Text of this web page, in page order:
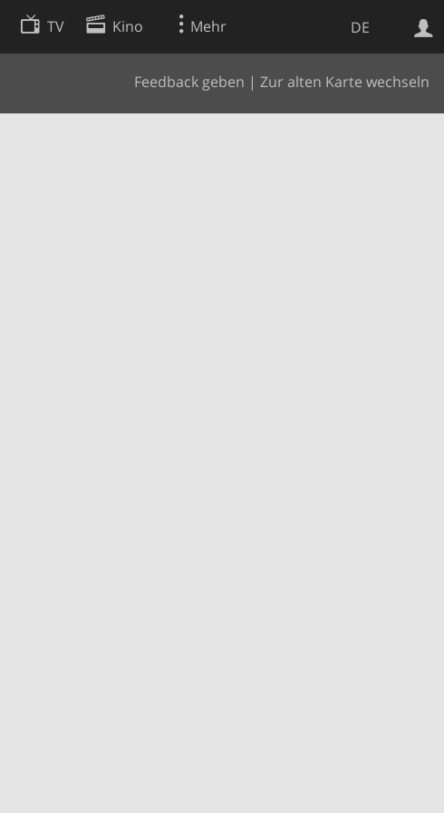
DE
TV Kino Mehr
Feedback geben | Zur alten Karte wechseln
Websuche